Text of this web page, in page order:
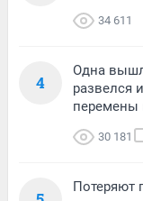
34 611
4
Одна
развелся
перемены
30 181
Потеряют